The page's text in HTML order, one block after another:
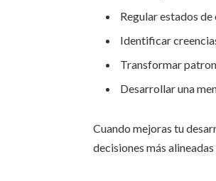
Regular estados
Identificar
Transformar
Desarrollar una
Cuando mejoras tu
decisiones más